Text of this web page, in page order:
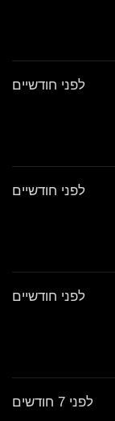
לפני חודשיים
לפני חודשיים
לפני חודשיים
לפני 7 חודשים